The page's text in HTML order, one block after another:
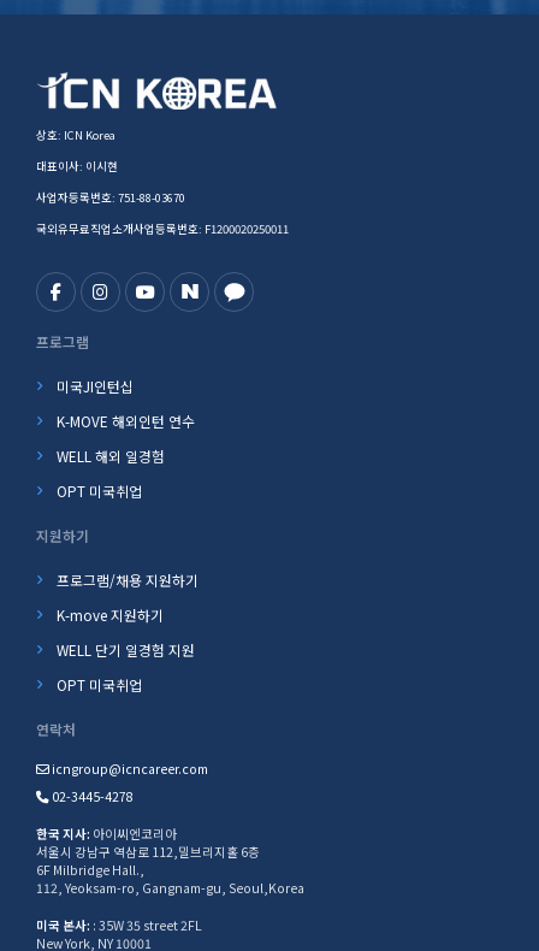
상호: ICN Korea
대표이사: 이시현
사업자등록번호: 751-88-03670
국외유무료직업소개사업등록번호: F1200020250011
프로그램
미국JI인턴십
K-MOVE 해외인턴 연수
WELL 해외 일경험
OPT 미국취업
지원하기
프로그램/채용 지원하기
K-move 지원하기
WELL 단기 일경험 지원
OPT 미국취업
연락처
icngroup@icncareer.com
02-3445-4278
한국 지사: 아이씨엔코리아
서울시 강남구 역삼로 112,밀브리지홀 6층
6F Milbridge Hall.,
112, Yeoksam-ro, Gangnam-gu, Seoul,Korea
미국 본사: : 35W 35 street 2FL
New York, NY 10001